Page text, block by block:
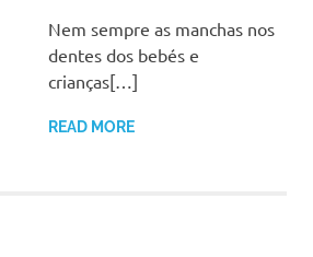
Nem sempre as manchas nos
dentes dos bebés e
crianças[…]
READ MORE